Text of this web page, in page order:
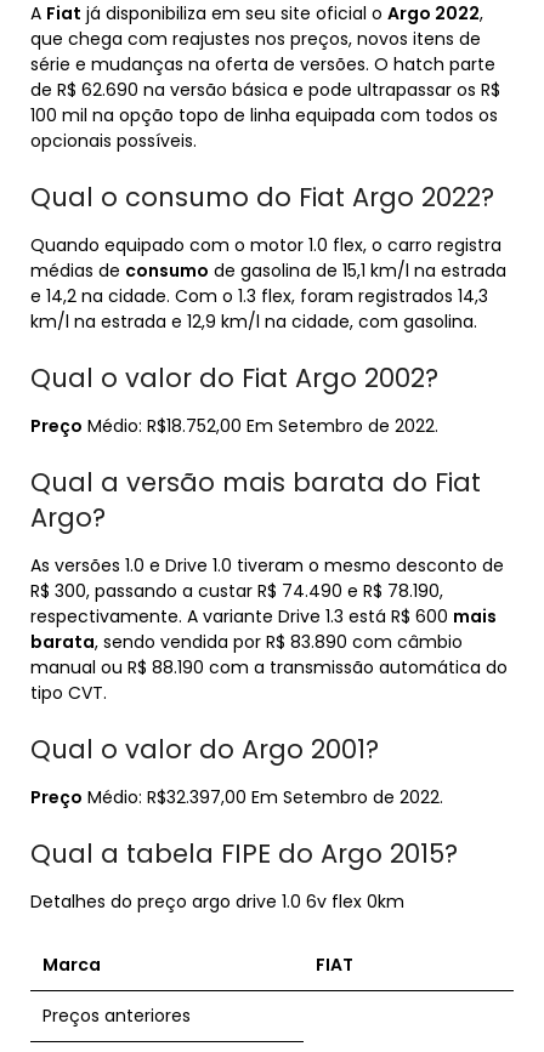
A Fiat já disponibiliza em seu site oficial o Argo 2022,
que chega com reajustes nos preços, novos itens de
série e mudanças na oferta de versões. O hatch parte
de R$ 62.690 na versão básica e pode ultrapassar os R$
100 mil na opção topo de linha equipada com todos os
opcionais possíveis.
Qual o consumo do Fiat Argo 2022?
Quando equipado com o motor 1.0 flex, o carro registra
médias de consumo de gasolina de 15,1 km/l na estrada
e 14,2 na cidade. Com o 1.3 flex, foram registrados 14,3
km/l na estrada e 12,9 km/l na cidade, com gasolina.
Qual o valor do Fiat Argo 2002?
Preço Médio: R$18.752,00 Em Setembro de 2022.
Qual a versão mais barata do Fiat
Argo?
As versões 1.0 e Drive 1.0 tiveram o mesmo desconto de
R$ 300, passando a custar R$ 74.490 e R$ 78.190,
respectivamente. A variante Drive 1.3 está R$ 600 mais
barata, sendo vendida por R$ 83.890 com câmbio
manual ou R$ 88.190 com a transmissão automática do
tipo CVT.
Qual o valor do Argo 2001?
Preço Médio: R$32.397,00 Em Setembro de 2022.
Qual a tabela FIPE do Argo 2015?
Detalhes do preço argo drive 1.0 6v flex 0km
Marca FIAT
Preços anteriores